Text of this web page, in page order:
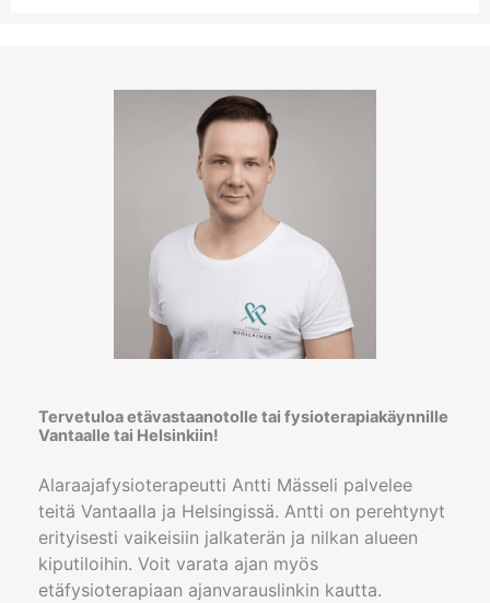
Tervetuloa etävastaanotolle tai fysioterapiakäynnille
Vantaalle tai Helsinkiin!
Alaraajafysioterapeutti Antti Mässeli palvelee
teitä Vantaalla ja Helsingissä. Antti on perehtynyt
erityisesti vaikeisiin jalkaterän ja nilkan alueen
kiputiloihin. Voit varata ajan myös
etäfysioterapiaan ajanvarauslinkin kautta.